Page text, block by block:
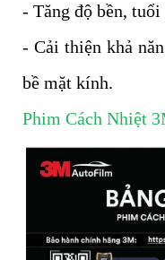
- Tăng độ bền,
- Cải thiện khả
bề mặt kính.
Phim Cách Nhiệt